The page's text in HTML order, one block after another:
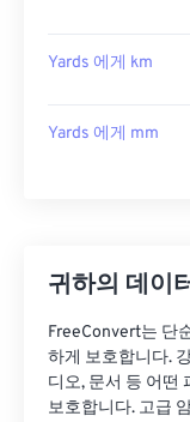
Yards 에게 km
Yards 에게 mm
귀하의 데이
FreeConvert는 단
하게 보호합니다.
디오, 문서 등 어떤
보호합니다. 고급